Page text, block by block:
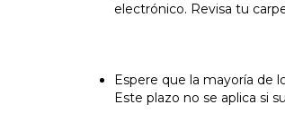
electrónico. Revisa tu
Espere que la mayoría de
Este plazo no se aplica si